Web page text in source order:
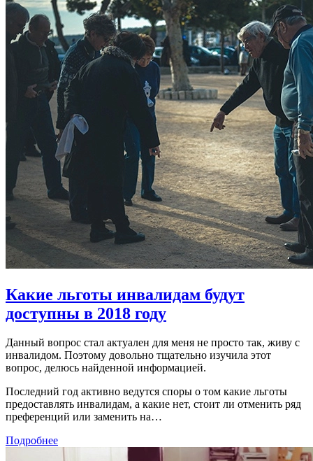
Какие льготы инвалидам будут
доступны в 2018 году
Данный вопрос стал актуален для меня не просто так, живу с
инвалидом. Поэтому довольно тщательно изучила этот
вопрос, делюсь найденной информацией.
Последний год активно ведутся споры о том какие льготы
предоставлять инвалидам, а какие нет, стоит ли отменить ряд
преференций или заменить на…
Подробнее